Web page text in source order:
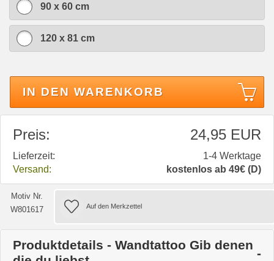
90 x 60 cm
120 x 81 cm
IN DEN WARENKORB
Preis: 24,95 EUR
Lieferzeit:
1-4 Werktage
Versand:
kostenlos ab 49€ (D)
Motiv Nr.
W801617
Produktdetails - Wandtattoo Gib denen